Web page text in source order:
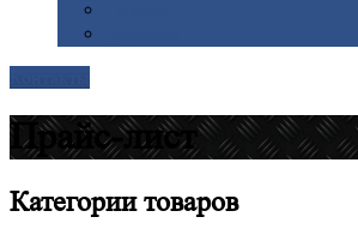
Прайс-лист
Категориитоваров